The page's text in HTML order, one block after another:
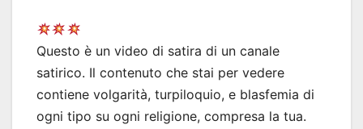
Questo è un video di satira di un canale
satirico. Il contenuto che stai per vedere
contiene volgarità, turpiloquio, e blasfemia di
ogni tipo su ogni religione, compresa la tua.